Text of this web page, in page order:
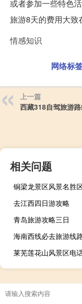
或者参加一些特色
旅游8天的费用大致
情感知识
网络标
上一篇
西藏318自驾旅游
相关问题
铜梁龙景区风景名胜
去江西四日游攻略
青岛旅游攻略三日
海南西线必去旅游线
莱芜莲花山风景区电